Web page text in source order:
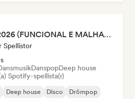
TREINO 2026 (FUNCIONAL E MALHAÇÃO)
Spellistor
DanspopDeep house
Spotify-spellista(r)
Deep house Disco
Drömpop